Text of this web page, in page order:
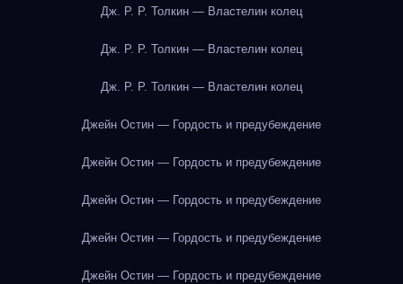
Дж. Р. Р. Толкин — Властелин колец
Дж. Р. Р. Толкин — Властелин колец
Дж. Р. Р. Толкин — Властелин колец
Джейн Остин — Гордость и предубеждение
Джейн Остин — Гордость и предубеждение
Джейн Остин — Гордость и предубеждение
Джейн Остин — Гордость и предубеждение
Джейн Остин — Гордость и предубеждение